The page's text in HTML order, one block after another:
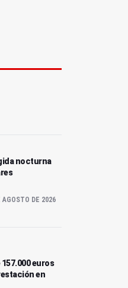
nocturna
AGOSTO DE 2026
euros
en